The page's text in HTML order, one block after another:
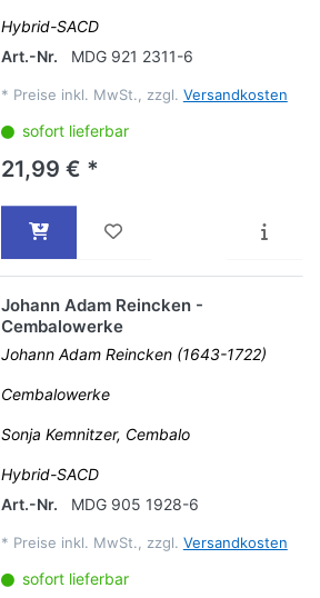
Hybrid-SACD
Art.-Nr.
MDG 921 2311-6
* Preise inkl. MwSt., zzgl. Versandkosten
sofort lieferbar
21,99 € *
Johann Adam Reincken -
Cembalowerke
Johann Adam Reincken (1643-1722)
Cembalowerke
Sonja Kemnitzer, Cembalo
Hybrid-SACD
Art.-Nr.
MDG 905 1928-6
* Preise inkl. MwSt., zzgl. Versandkosten
sofort lieferbar